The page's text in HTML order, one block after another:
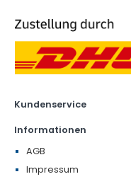
Kundenservice
Informationen
AGB
Impressum